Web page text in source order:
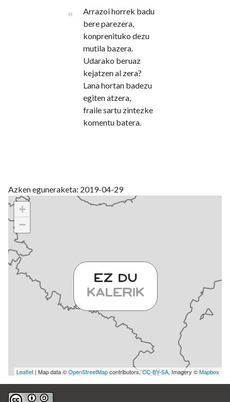
«
Arrazoi horrek badu
bere parezera,
konprenituko dezu
mutila bazera.
Udarako beruaz
kejatzen al zera?
Lana hortan badezu
egiten atzera,
fraile sartu zintezke
komentu batera.
Azken eguneraketa: 2019-04-29
+
−
Leaflet | Map data ©OpenStreetMapcontributors,CC-BY-SA, Imagery ©Mapbox